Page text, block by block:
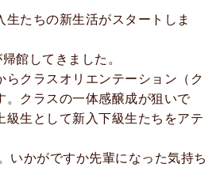
生たちの新生活がスタートしま
館してきました。
らクラスオリエンテーション（ク
。クラスの一体感醸成が狙いで
級生として新入下級生たちをアテ
いかがですか先輩になった気持ち